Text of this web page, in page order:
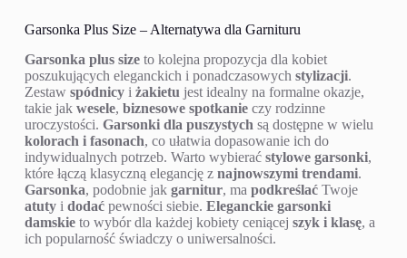
Garsonka Plus Size – Alternatywa dla Garnituru
Garsonka plus sizeto kolejna propozycja dla kobiet
poszukujących eleganckich i ponadczasowych stylizacji.
Zestaw spódnicyi żakietu jest idealny na formalne okazje,
takie jak wesele, biznesowe spotkanieczy rodzinne
uroczystości. Garsonki dla puszystych są dostępne w wielu
kolorach i fasonach, co ułatwia dopasowanie ich do
indywidualnych potrzeb. Warto wybierać stylowe garsonki,
które łączą klasyczną elegancję z najnowszymi trendami.
Garsonka, podobnie jak garnitur, ma podkreślaćTwoje
atutyi dodaćpewności siebie. Eleganckie garsonki
damskieto wybór dla każdej kobiety ceniącej szyk i klasę, a
ich popularność świadczy o uniwersalności.